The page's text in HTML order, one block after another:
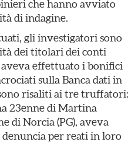
che hanno avviato
di indagine.
gli investigatori sono
dei titolari dei conti
effettuato i bonifici
sulla Banca dati in
risaliti ai tre truffatori:
23enne di Martina
di Norcia (PG), aveva
per reati in loro